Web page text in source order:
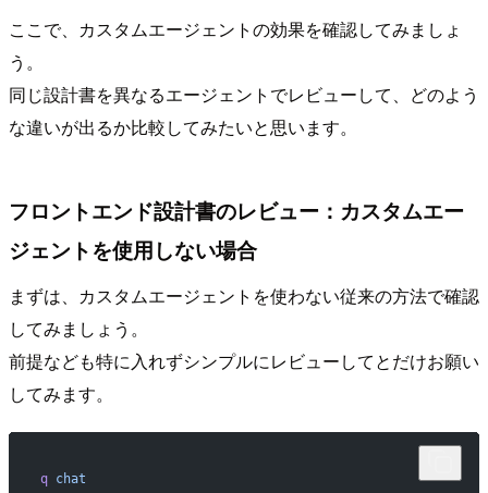
ここで、カスタムエージェントの効果を確認してみましょ
う。
同じ設計書を異なるエージェントでレビューして、どのよう
な違いが出るか比較してみたいと思います。
フロントエンド設計書のレビュー：カスタムエー
ジェントを使用しない場合
まずは、カスタムエージェントを使わない従来の方法で確認
してみましょう。
前提なども特に入れずシンプルにレビューしてとだけお願い
してみます。
q chat